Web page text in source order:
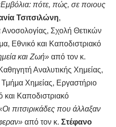
πότε, πώς, σε ποιους
Τσιτσιλώνη,
Σχολή Θετικών
Εθνικό και Καποδιστριακό
και Ζωή» από τον κ.
Αναλυτικής Χημείας,
Χημείας, Εργαστήριο
και Καποδιστριακό
πιτσιρικάδες που άλλαξαν
από τον κ. Στέφανο